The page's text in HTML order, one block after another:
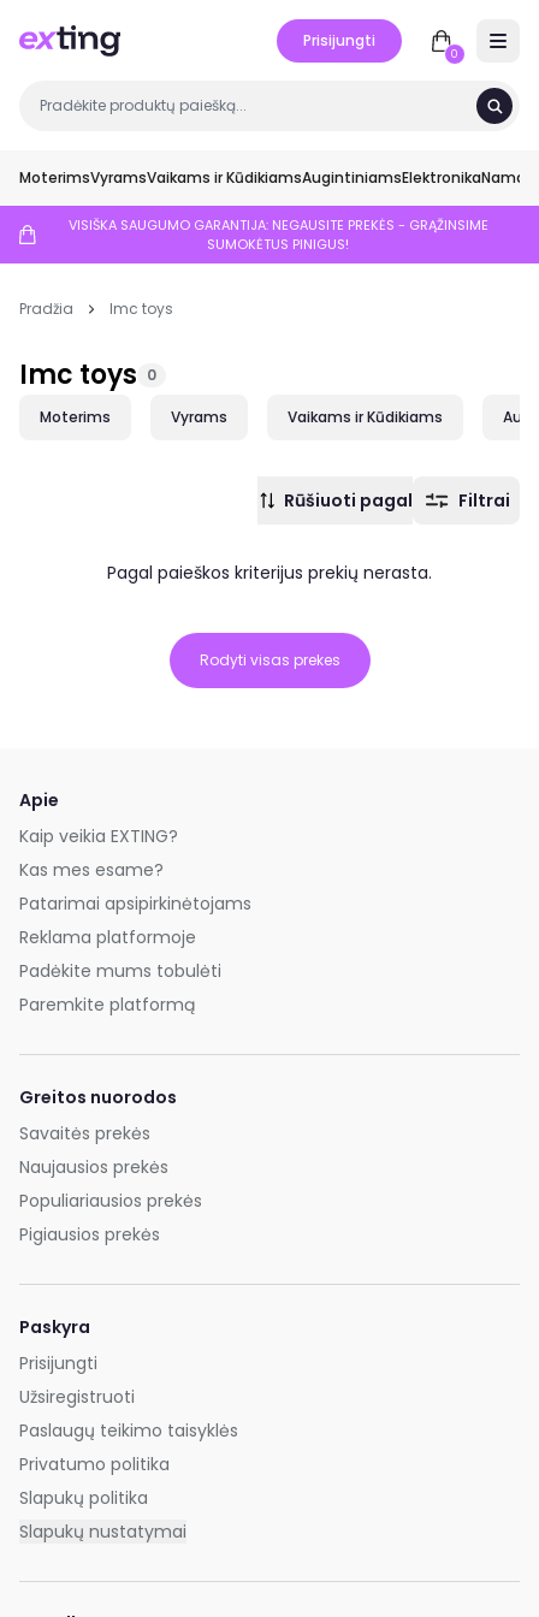
Prisijungti
0
MoterimsVyramsVaikams ir KūdikiamsAugintiniamsElektronikaNamai
VISIŠKA SAUGUMO GARANTIJA: NEGAUSITE PREKĖS - GRĄŽINSIME
SUMOKĖTUS PINIGUS!
Pradžia Imc toys
Imc toys 0
Moterims Vyrams Vaikams ir Kūdikiams
Rūšiuoti pagal Filtrai
Pagal paieškos kriterijus prekių nerasta.
Rodyti visas prekes
Apie
Kaip veikia EXTING?
Kas mes esame?
Patarimai apsipirkinėtojams
Reklama platformoje
Padėkite mums tobulėti
Paremkite platformą
Greitos nuorodos
Savaitės prekės
Naujausios prekės
Populiariausios prekės
Pigiausios prekės
Paskyra
Prisijungti
Užsiregistruoti
Paslaugų teikimo taisyklės
Privatumo politika
Slapukų politika
Slapukų nustatymai